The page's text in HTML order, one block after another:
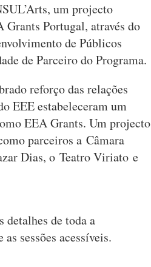
um projecto
Portugal, através do
de Públicos
de Parceiro do Programa.
reforço das relações
EEE estabeleceram um
EEA Grants. Um projecto
parceiros a Câmara
Dias, o Teatro Viriato e
detalhes de toda a
as sessões acessíveis.